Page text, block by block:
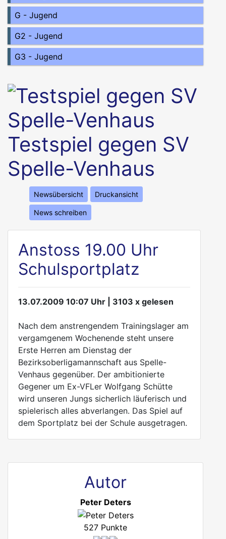
G - Jugend
G2 - Jugend
G3 - Jugend
Testspiel gegen SV
Spelle-Venhaus
Newsübersicht Druckansicht
News schreiben
Anstoss 19.00 Uhr
Schulsportplatz
13.07.2009 10:07 Uhr | 3103 x gelesen
Nach dem anstrengendem Trainingslager am
vergamgenem Wochenende steht unsere
Erste Herren am Dienstag der
Bezirksoberligamannschaft aus Spelle-
Venhaus gegenüber. Der ambitionierte
Gegener um Ex-VFLer Wolfgang Schütte
wird unseren Jungs sicherlich läuferisch und
spielerisch alles abverlangen. Das Spiel auf
dem Sportplatz bei der Schule ausgetragen.
Autor
Peter Deters
527 Punkte